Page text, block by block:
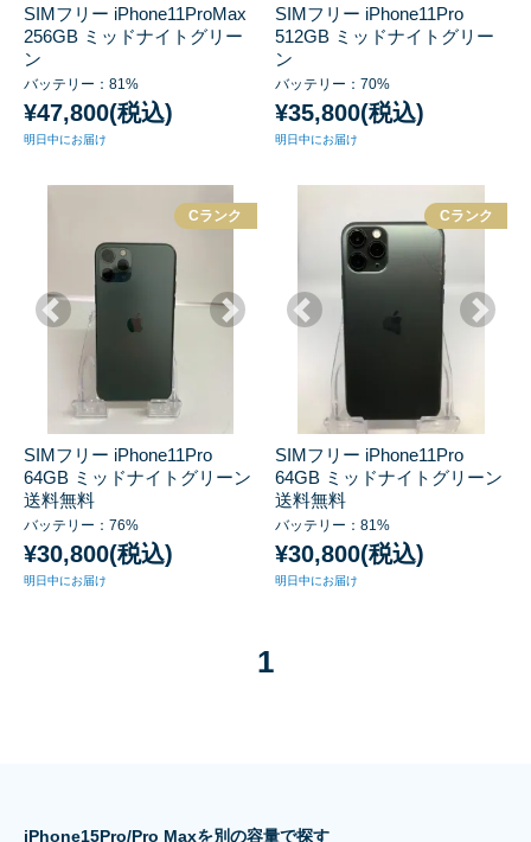
SIMフリー iPhone11ProMax
256GB ミッドナイトグリー
ン
バッテリー：81%
¥47,800(税込)
明日中にお届け
SIMフリー iPhone11Pro
512GB ミッドナイトグリー
ン
バッテリー：70%
¥35,800(税込)
明日中にお届け
Cランク
SIMフリー iPhone11Pro
64GB ミッドナイトグリーン
送料無料
バッテリー：76%
¥30,800(税込)
明日中にお届け
Cランク
SIMフリー iPhone11Pro
64GB ミッドナイトグリーン
送料無料
バッテリー：81%
¥30,800(税込)
明日中にお届け
1
iPhone15Pro/Pro Maxを別の容量で探す